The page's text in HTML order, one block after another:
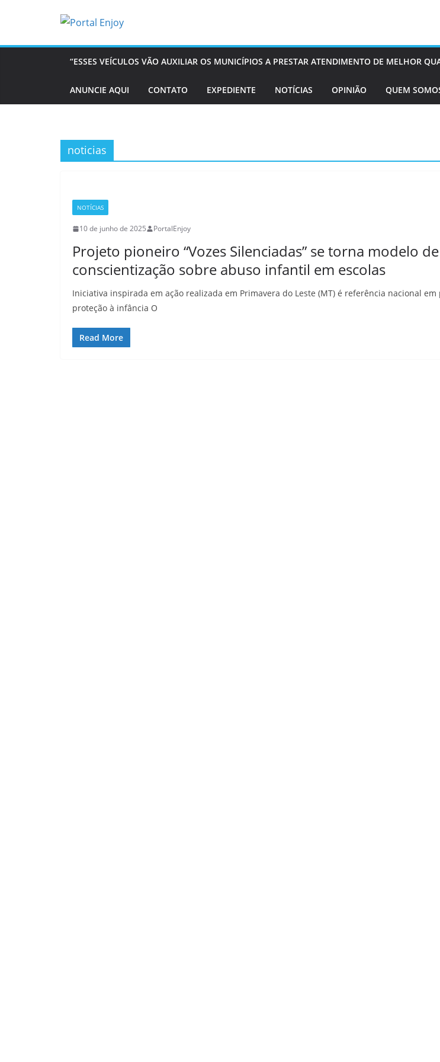
“ESSES VEÍCULOS VÃO AUXILIAR OS MUNICÍPIOS A PRESTAR ATENDIMENTO DE MELHOR
ANUNCIE AQUI CONTATO EXPEDIENTE NOTÍCIAS OPINIÃO QUEM
noticias
NOTÍCIAS
10 de junho de 2025 PortalEnjoy
Projeto pioneiro “Vozes Silenciadas” se torna modelo de
conscientização sobre abuso infantil em escolas
Iniciativa inspirada em ação realizada em Primavera do Leste (MT) é referência nacional em
proteção à infância O
Read More